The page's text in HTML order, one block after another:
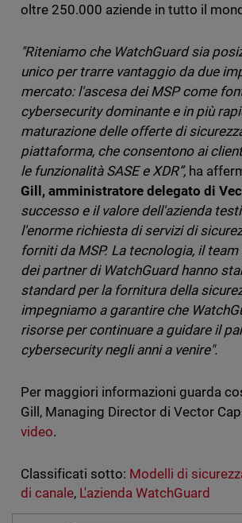
oltre 250.000 aziende in tutto il
"Riteniamo che WatchGuard sia
unico per trarre vantaggio da due
mercato: l'ascesa dei MSP come
cybersecurity dominante e in più
maturazione delle offerte di
piattaforma, che consentono ai
le funzionalità SASE e XDR”,ha
Gill, amministratore delegato di
successo e il valore dell'azienda
l'enorme richiesta di servizi di
forniti da MSP. La tecnologia, il
dei partner di WatchGuard hanno
standard per la fornitura della
impegniamo a garantire che
risorse per continuare a guidare il
cybersecurity negli anni a venire".
Per maggiori informazioni guarda
Gill, Managing Director di Vector
video.
Classificati sotto: Modelli di
di canale, L'azienda WatchGuard